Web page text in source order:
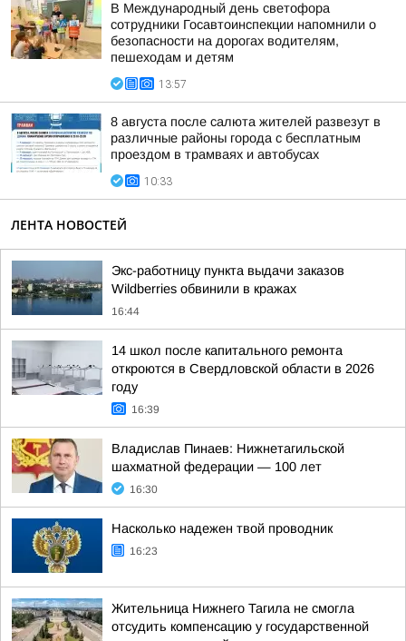
В Международный день светофора
сотрудники Госавтоинспекции напомнили о
безопасности на дорогах водителям,
пешеходам и детям
13:57
8 августа после салюта жителей развезут в
различные районы города с бесплатным
проездом в трамваях и автобусах
10:33
ЛЕНТА НОВОСТЕЙ
Экс-работницу пункта выдачи заказов
Wildberries обвинили в кражах
16:44
14 школ после капитального ремонта
откроются в Свердловской области в 2026
году
16:39
Владислав Пинаев: Нижнетагильской
шахматной федерации — 100 лет
16:30
Насколько надежен твой проводник
16:23
Жительница Нижнего Тагила не смогла
отсудить компенсацию у государственной